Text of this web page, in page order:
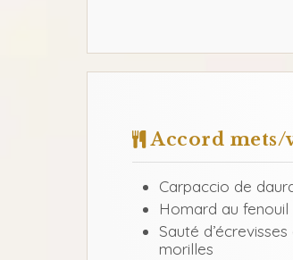
Accord mets/
Carpaccio de
Homard au fenouil
Sauté
morilles